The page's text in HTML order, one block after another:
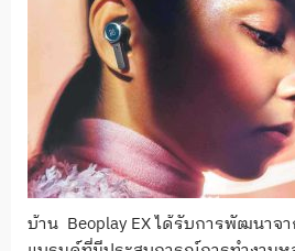
บ้าน Beoplay EX ได้รับการพัฒนาจ